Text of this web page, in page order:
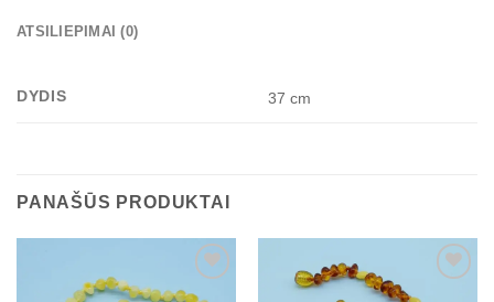
ATSILIEPIMAI (0)
DYDIS 37 cm
PANAŠŪS PRODUKTAI
Mėgstamiausias Mėgstamiausias